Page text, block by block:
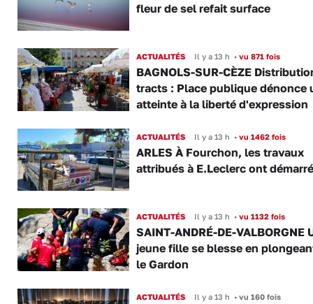
fleur de sel refait surface
ACTUALITÉS Il y a 13 h •vu 871 fois
BAGNOLS-SUR-CÈZE
tracts : Place publique dénonce
atteinte à la liberté d'expression
ACTUALITÉS Il y a 13 h •vu 1462 fois
ARLES À Fourchon, les travaux
attribués à E.Leclerc ont démarré
ACTUALITÉS Il y a 13 h •vu 1132 fois
SAINT-ANDRÉ-DE-VALBORGNE
jeune fille se blesse en
le Gardon
ACTUALITÉS Il y a 13 h •vu 160 fois